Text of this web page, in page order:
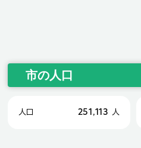
市の人口
人口 251,113 人